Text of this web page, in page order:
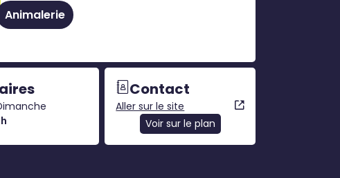
Animalerie
Contact
Aller sur le site
Voir sur le plan